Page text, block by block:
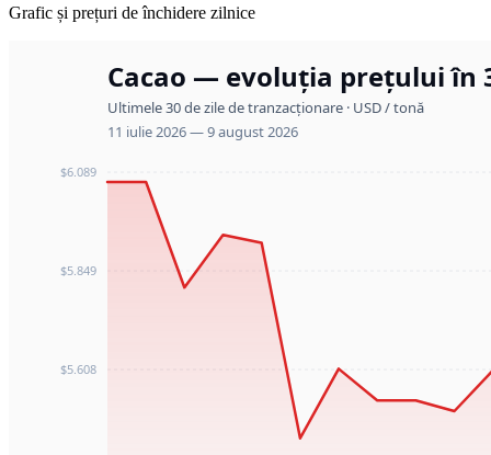
Grafic și prețuri de închidere zilnice